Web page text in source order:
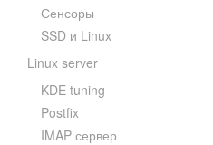
Сенсоры
SSD и Linux
Linux server
KDE tuning
Postfix
IMAP сервер